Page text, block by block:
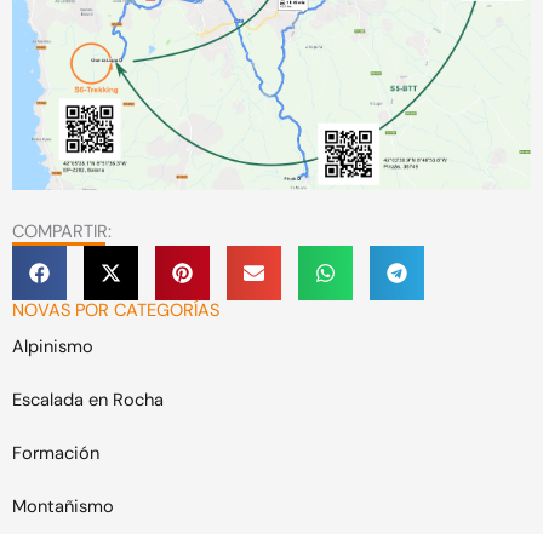
COMPARTIR:
NOVAS POR CATEGORÍAS
Alpinismo
Escalada en Rocha
Formación
Montañismo